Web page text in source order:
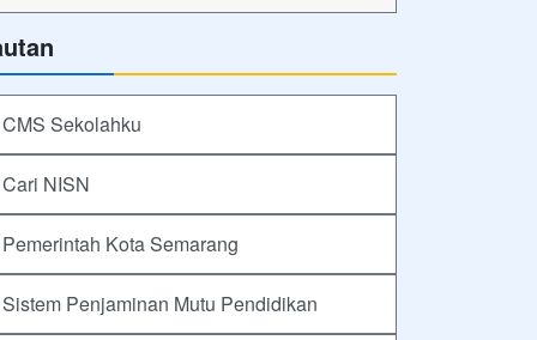
CMS Sekolahku
Cari NISN
Pemerintah Kota Semarang
Sistem Penjaminan Mutu Pendidikan